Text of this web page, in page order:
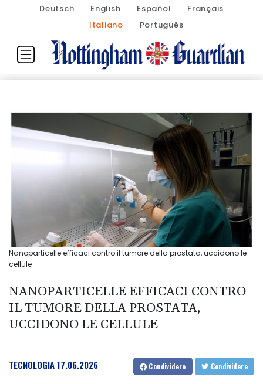
Deutsch English Español
Français
Italiano
Português
Nanoparticelle efficaci contro il tumore della prostata, uccidono le
cellule
NANOPARTICELLE EFFICACI CONTRO
IL TUMORE DELLA PROSTATA,
UCCIDONO LE CELLULE
TECNOLOGIA17.06.2026 Condividere Condividere